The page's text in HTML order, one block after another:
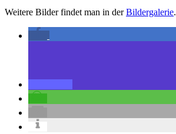
Weitere Bilder findet man in derBildergalerie.